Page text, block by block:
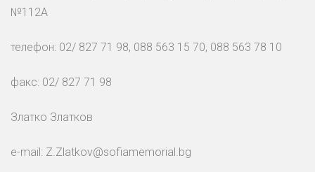
№112А
телефон: 02/ 827 71 98, 088 563 15 70, 088 563 78 10
факс: 02/ 827 71 98
Златко Златков
e-mail: Z.Zlatkov@sofiamemorial.bg